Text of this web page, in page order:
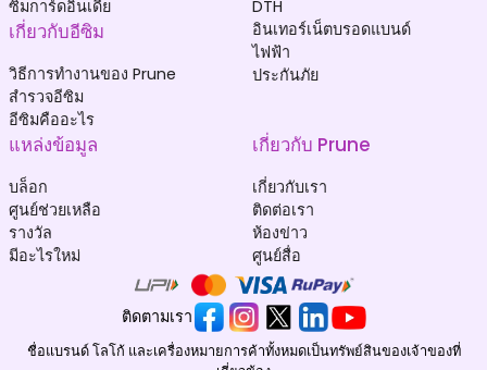
ซิมการ์ดอินเดีย
เกี่ยวกับอีซิม
วิธีการทำงานของ Prune
สำรวจอีซิม
อีซิมคืออะไร
DTH
อินเทอร์เน็ตบรอดแบนด์
ไฟฟ้า
ประกันภัย
แหล่งข้อมูล
บล็อก
ศูนย์ช่วยเหลือ
รางวัล
มีอะไรใหม่
เกี่ยวกับ Prune
เกี่ยวกับเรา
ติดต่อเรา
ห้องข่าว
ศูนย์สื่อ
ติดตามเรา
ชื่อแบรนด์ โลโก้ และเครื่องหมายการค้าทั้งหมดเป็นทรัพย์สินของเจ้าของที่